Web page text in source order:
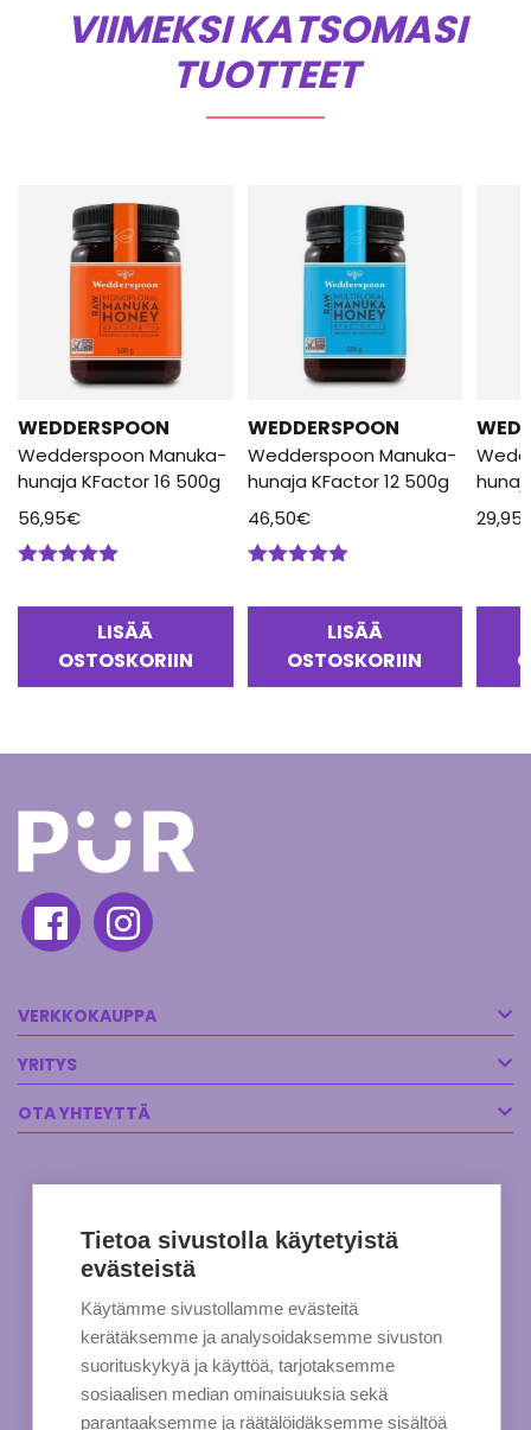
VIIMEKSI KATSOMASI
TUOTTEET
WEDDERSPOON
Wedderspoon Manuka-
hunaja KFactor 16 500g
56,95€
LISÄÄ
OSTOSKORIIN
WEDDERSPOON
Wedderspoon Manuka-
hunaja KFactor 12 500g
46,50€
LISÄÄ
OSTOSKORIIN
29,95
VERKKOKAUPPA
YRITYS
OTA YHTEYTTÄ
Tietoa sivustolla käytetyistä
evästeistä
Käytämme sivustollamme evästeitä
kerätäksemme ja analysoidaksemme sivuston
suorituskykyä ja käyttöä, tarjotaksemme
sosiaalisen median ominaisuuksia sekä
parantaaksemme ja räätälöidäksemme sisältöä